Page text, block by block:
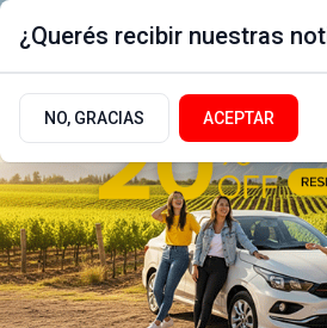
¿Querés recibir nuestras
NO, GRACIAS ACEPTAR